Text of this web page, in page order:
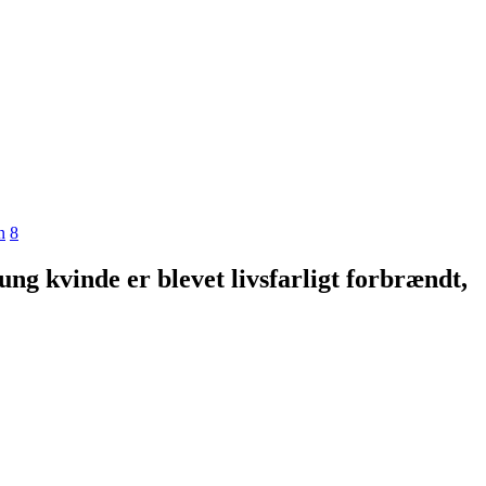
8
kvinde er blevet livsfarligt forbrændt,